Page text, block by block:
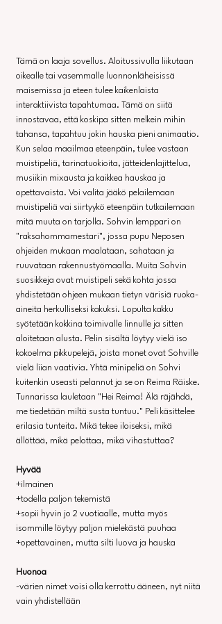
Tämä on laaja sovellus. Aloitussivulla liikutaan
oikealle tai vasemmalle luonnonläheisissä
maisemissa ja eteen tulee kaikenlaista
interaktiivista tapahtumaa. Tämä on siitä
innostavaa, että koskipa sitten melkein mihin
tahansa, tapahtuu jokin hauska pieni animaatio.
Kun selaa maailmaa eteenpäin, tulee vastaan
muistipeliä, tarinatuokioita, jätteidenlajittelua,
musiikin mixausta ja kaikkea hauskaa ja
opettavaista. Voi valita jääkö pelailemaan
muistipeliä vai siirtyykö eteenpäin tutkailemaan
mitä muuta on tarjolla. Sohvin lemppari on
"raksahommamestari", jossa pupu Neposen
ohjeiden mukaan maalataan, sahataan ja
ruuvataan rakennustyömaalla. Muita Sohvin
suosikkeja ovat muistipeli sekä kohta jossa
yhdistetään ohjeen mukaan tietyn värisiä ruoka-
aineita herkulliseksi kakuksi. Lopulta kakku
syötetään kokkina toimivalle linnulle ja sitten
aloitetaan alusta. Pelin sisältä löytyy vielä iso
kokoelma pikkupelejä, joista monet ovat Sohville
vielä liian vaativia. Yhtä minipeliä on Sohvi
kuitenkin useasti pelannut ja se on Reima Räiske.
Tunnarissa lauletaan "Hei Reima! Älä räjähdä,
me tiedetään miltä susta tuntuu." Peli käsittelee
erilasia tunteita. Mikä tekee iloiseksi, mikä
ällöttää, mikä pelottaa, mikä vihastuttaa?
Hyvää
+ilmainen
+todella paljon tekemistä
+sopii hyvin jo 2 vuotiaalle, mutta myös
isommille löytyy paljon mielekästä puuhaa
+opettavainen, mutta silti luova ja hauska
Huonoa
-värien nimet voisi olla kerrottu ääneen, nyt niitä
vain yhdistellään